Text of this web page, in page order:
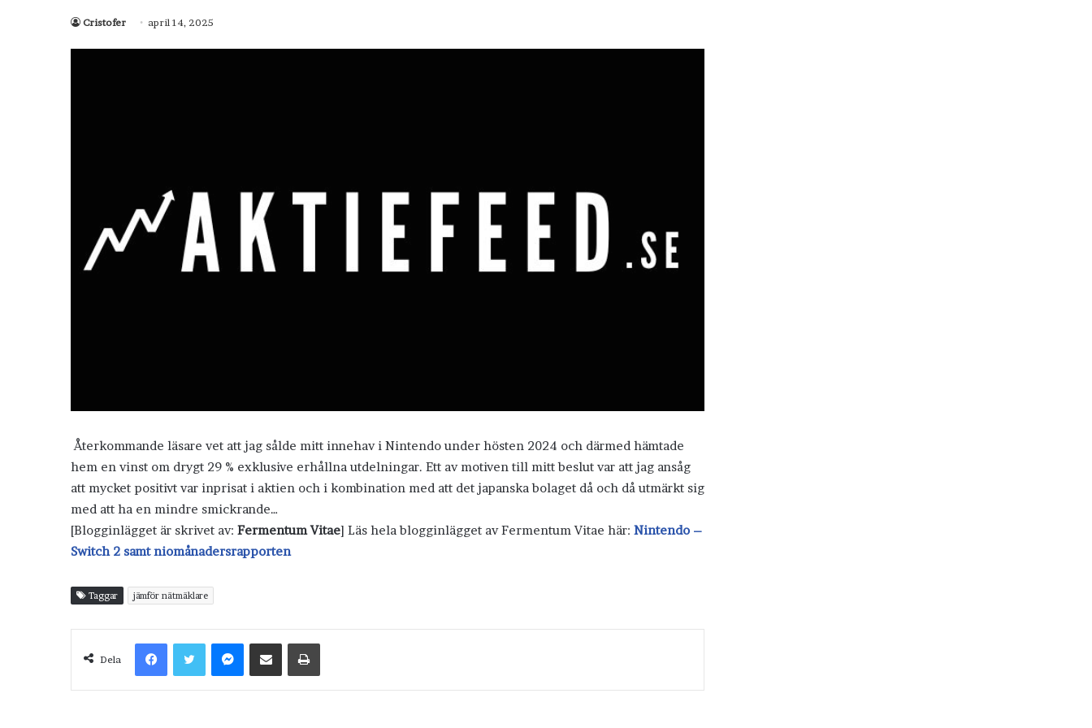
Cristofer april 14, 2025
Återkommande läsare vet att jag sålde mitt innehav i Nintendo under hösten 2024 och därmed hämtade
hem en vinst om drygt 29 % exklusive erhållna utdelningar. Ett av motiven till mitt beslut var att jag ansåg
att mycket positivt var inprisat i aktien och i kombination med att det japanska bolaget då och då utmärkt sig
med att ha en mindre smickrande…
[Blogginlägget är skrivet av: Fermentum Vitae] Läs hela blogginlägget av Fermentum Vitae här: Nintendo –
Switch 2 samt niomånadersrapporten
Taggar jämför nätmäklare
Dela
FacebookTwitterMessenger
Dela via e-post Skriv ut